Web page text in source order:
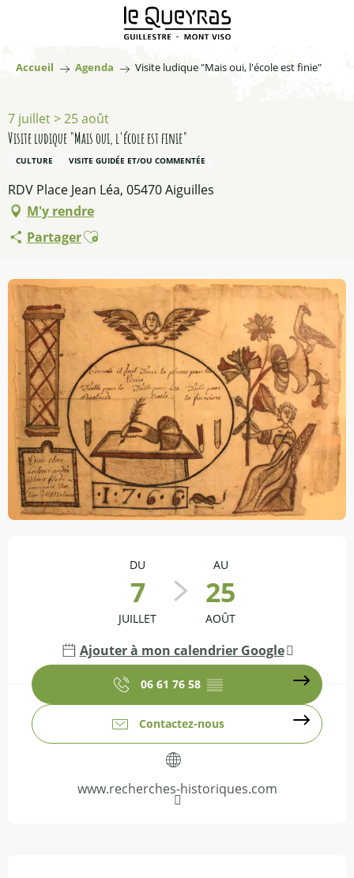
principal
Accueil Agenda Visite ludique "Mais oui, l'école est finie"
7 juillet > 25 août
Visite ludique "Mais oui, l'école est finie"
CULTURE VISITE GUIDÉE ET/OU COMMENTÉE
RDV Place Jean Léa, 05470 Aiguilles
M'y rendre
PartagerAjouter aux favoris
DU
7
JUILLET
AU
25
AOÛT
Ajouter à mon calendrier Google
06 61 76 58 ▒▒
Contactez-nous
www.recherches-historiques.com